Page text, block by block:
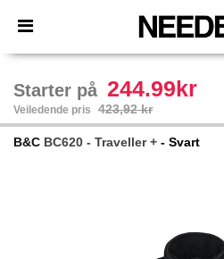
× Needen-app
Bedre priser i appen!
Starter på 244.99kr
Veiledende pris 423,92 kr
B&C BC620 - Traveller + - Svart